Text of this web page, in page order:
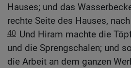
Hauses; und das
rechte Seite des Hauses,
40 Und Hiram machte die
und die Sprengschalen; und
die Arbeit an dem ganzen